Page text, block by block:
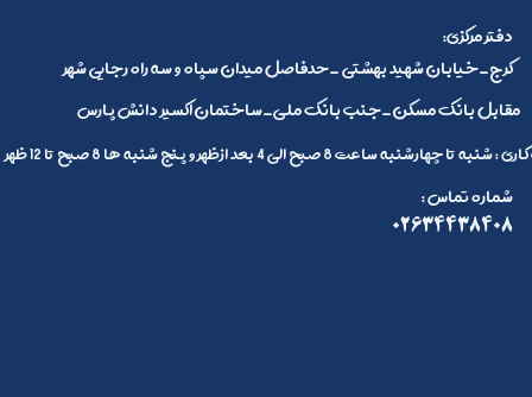
کرج_خیابان شهید بهشتی _حدفاصل میدان سپاه و سه راه رجایی شهر
مقابل بانک مسکن_جنب بانک ملی_ساختمان اکسیر دانش پارس
:دفتر مرکزی
چهارشنبه ساعت 8 صبح الی 4 بعد ازظهر و پنج شنبه ها 8 صبح تا 12 ظهر
: شماره تماس
02634438408